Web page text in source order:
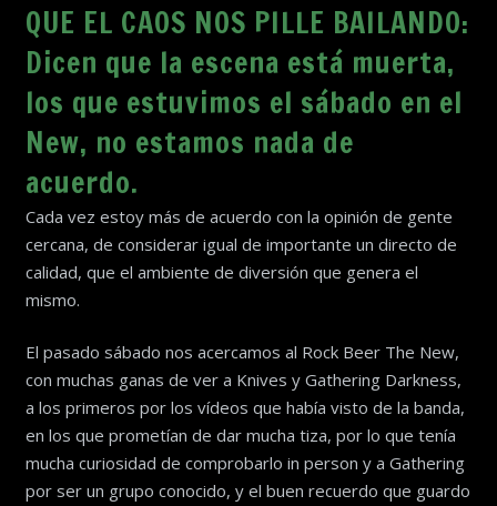
QUE EL CAOS NOS PILLE BAILANDO:
Dicen que la escena está muerta,
los que estuvimos el sábado en el
New, no estamos nada de
acuerdo.
Cada vez estoy más de acuerdo con la opinión de gente
cercana, de considerar igual de importante un directo de
calidad, que el ambiente de diversión que genera el
mismo.
El pasado sábado nos acercamos al Rock Beer The New,
con muchas ganas de ver a Knives y Gathering Darkness,
a los primeros por los vídeos que había visto de la banda,
en los que prometían de dar mucha tiza, por lo que tenía
mucha curiosidad de comprobarlo in person y a Gathering
por ser un grupo conocido, y el buen recuerdo que guardo